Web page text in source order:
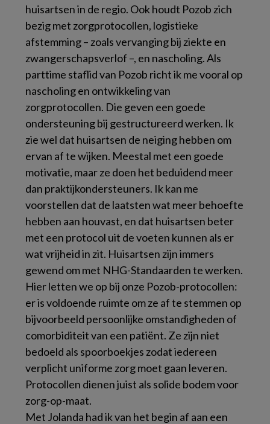
huisartsen in de regio. Ook houdt Pozob zich
bezig met zorgprotocollen, logistieke
afstemming – zoals vervanging bij ziekte en
zwangerschapsverlof –, en nascholing. Als
parttime staflid van Pozob richt ik me vooral op
nascholing en ontwikkeling van
zorgprotocollen. Die geven een goede
ondersteuning bij gestructureerd werken. Ik
zie wel dat huisartsen de neiging hebben om
ervan af te wijken. Meestal met een goede
motivatie, maar ze doen het beduidend meer
dan praktijkondersteuners. Ik kan me
voorstellen dat de laatsten wat meer behoefte
hebben aan houvast, en dat huisartsen beter
met een protocol uit de voeten kunnen als er
wat vrijheid in zit. Huisartsen zijn immers
gewend om met NHG-Standaarden te werken.
Hier letten we op bij onze Pozob-protocollen:
er is voldoende ruimte om ze af te stemmen op
bijvoorbeeld persoonlijke omstandigheden of
comorbiditeit van een patiënt. Ze zijn niet
bedoeld als spoorboekjes zodat iedereen
verplicht uniforme zorg moet gaan leveren.
Protocollen dienen juist als solide bodem voor
zorg-op-maat.
Met Jolanda had ik van het begin af aan een